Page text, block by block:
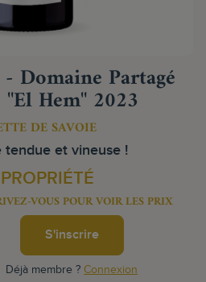
Domaine Partagé
"El Hem" 2023
DE SAVOIE
tendue et vineuse !
VOUS POUR VOIR LES PRIX
S'inscrire
Déjà membre ? Connexion